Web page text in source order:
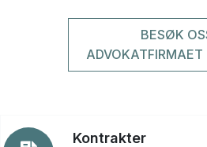
BESØK
Kontrakter